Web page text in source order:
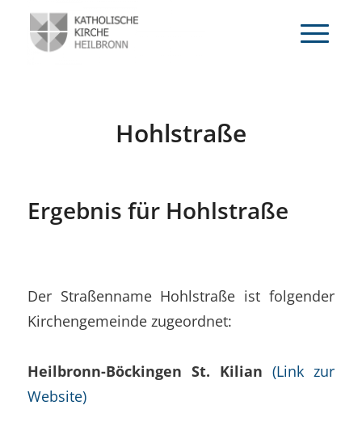
Hohlstraße
Ergebnis für Hohlstraße
Der Straßenname Hohlstraße ist folgender
Kirchengemeinde zugeordnet:
Heilbronn-Böckingen St. Kilian(Link zur
Website)